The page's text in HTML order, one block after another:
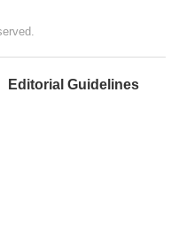
Editorial Guidelines